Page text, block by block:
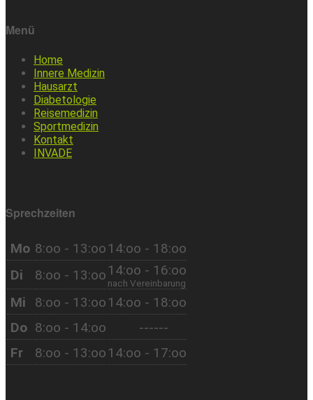
Menü
Home
Innere Medizin
Hausarzt
Diabetologie
Reisemedizin
Sportmedizin
Kontakt
INVADE
Sprechzeiten
Mo 8:oo - 13:oo14:oo - 18:oo
Di
8:oo - 13:oo14:oo - 16:oo
nach Vereinbarung
Mi 8:oo - 13:oo14:oo - 18:oo
Do 8:oo - 14:oo
------
Fr
8:oo - 13:oo14:oo - 17:oo